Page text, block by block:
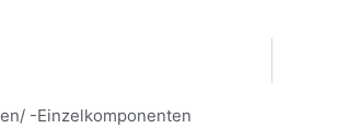
-Einzelkomponenten